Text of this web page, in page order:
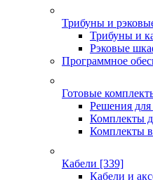
Трибуны и
Трибуны и
Рэковые
Программное
Готовые
Решения
Комплекты
Комплекты
Кабели [339]
Кабели и